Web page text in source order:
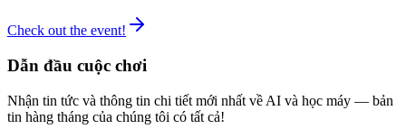
Check out the event!
Dẫn đầu cuộc chơi
Nhận tin tức và thông tin chi tiết mới nhất về AI và học máy — bản
tin hàng tháng của chúng tôi có tất cả!